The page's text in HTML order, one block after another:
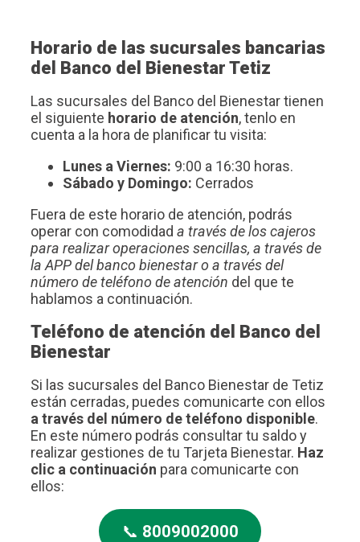
Horario de las sucursales bancarias
del Banco del Bienestar Tetiz
Las sucursales del Banco del Bienestar tienen
el siguiente horario de atención, tenlo en
cuenta a la hora de planificar tu visita:
Lunes a Viernes: 9:00 a 16:30 horas.
Sábado y Domingo: Cerrados
Fuera de este horario de atención, podrás
operar con comodidad a través de los cajeros
para realizar operaciones sencillas, a través de
la APP del banco bienestar o a través del
número de teléfono de atención del que te
hablamos a continuación.
Teléfono de atención del Banco del
Bienestar
Si las sucursales del Banco Bienestar de Tetiz
están cerradas, puedes comunicarte con ellos
a través del número de teléfono disponible.
En este número podrás consultar tu saldo y
realizar gestiones de tu Tarjeta Bienestar. Haz
clic a continuación para comunicarte con
ellos:
📞 8009002000